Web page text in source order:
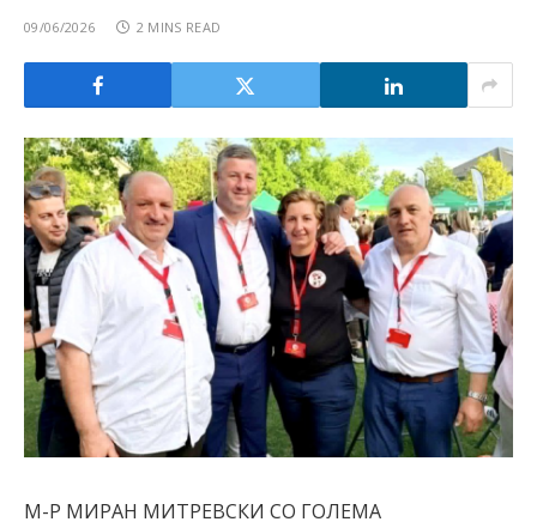
09/06/2026 2 MINS READ
М-Р МИРАН МИТРЕВСКИ СО ГОЛЕМА